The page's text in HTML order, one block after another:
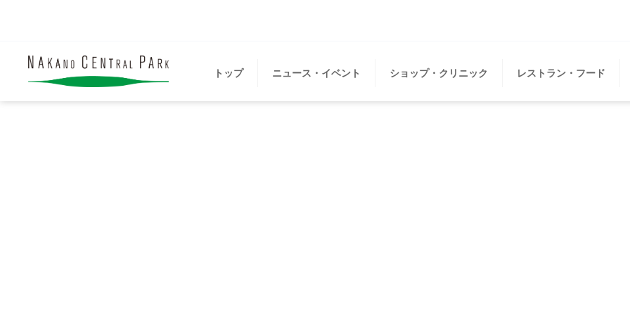
トップ ニュース・イベント ショップ・クリニック レストラン・フード